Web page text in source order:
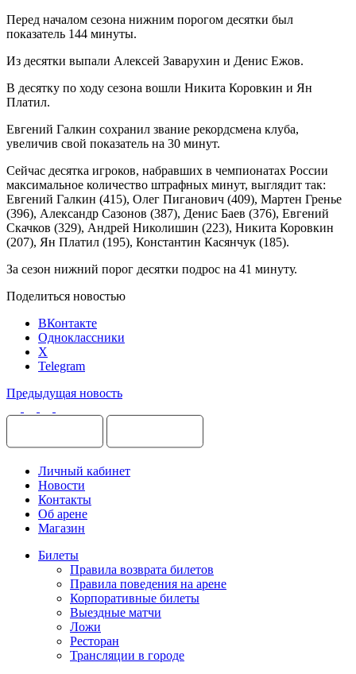
Перед началом сезона нижним порогом десятки был
показатель 144 минуты.
Из десятки выпали Алексей Заварухин и Денис Ежов.
В десятку по ходу сезона вошли Никита Коровкин и Ян
Платил.
Евгений Галкин сохранил звание рекордсмена клуба,
увеличив свой показатель на 30 минут.
Сейчас десятка игроков, набравших в чемпионатах России
максимальное количество штрафных минут, выглядит так:
Евгений Галкин (415), Олег Пиганович (409), Мартен Гренье
(396), Александр Сазонов (387), Денис Баев (376), Евгений
Скачков (329), Андрей Николишин (223), Никита Коровкин
(207), Ян Платил (195), Константин Касянчук (185).
За сезон нижний порог десятки подрос на 41 минуту.
Поделиться новостью
ВКонтакте
Одноклассники
X
Telegram
Предыдущая новость
Личный кабинет
Новости
Контакты
Об арене
Магазин
Билеты
Правила возврата билетов
Правила поведения на арене
Корпоративные билеты
Выездные матчи
Ложи
Ресторан
Трансляции в городе